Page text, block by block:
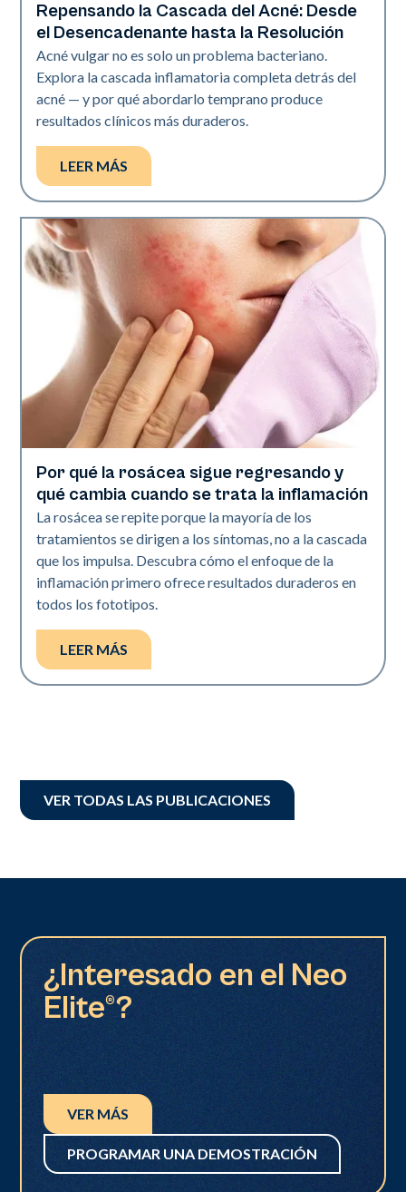
Salud de la piel
Repensando la Cascada del Acné: Desde
el Desencadenante hasta la Resolución
Acné vulgar no es solo un problema bacteriano.
Explora la cascada inflamatoria completa detrás del
acné — y por qué abordarlo temprano produce
resultados clínicos más duraderos.
LEER MÁS
Salud de la piel
Por qué la rosácea sigue regresando y
qué cambia cuando se trata la inflamación
La rosácea se repite porque la mayoría de los
tratamientos se dirigen a los síntomas, no a la cascada
que los impulsa. Descubra cómo el enfoque de la
inflamación primero ofrece resultados duraderos en
todos los fototipos.
LEER MÁS
VER TODAS LAS PUBLICACIONES
¿Interesado en el Neo
Elite®?
VER MÁS
PROGRAMAR UNA DEMOSTRACIÓN